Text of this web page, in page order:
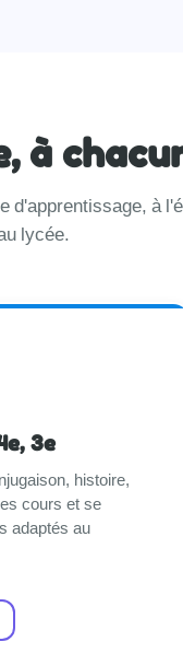
à
d'apprentissage, à
lycée.
3e
histoire,
cours et se
adaptés au